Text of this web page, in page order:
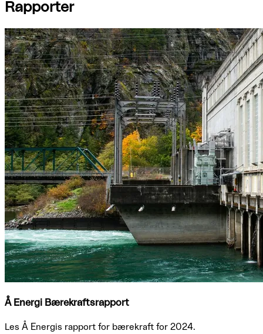
Rapporter
Å Energi Bærekraftsrapport
Les Å Energis rapport for bærekraft for 2024.